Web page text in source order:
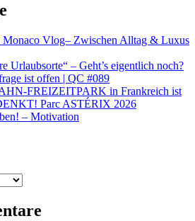
Vlog– Zwischen Alltag & Luxus
Urlaubsorte“ – Geht’s eigentlich noch?
ist offen | QC #089
FREIZEITPARK in Frankreich ist
Parc ASTÉRIX 2026
– Motivation